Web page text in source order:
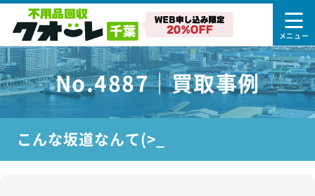
No.4887｜買取事例
こんな坂道なんて(>_